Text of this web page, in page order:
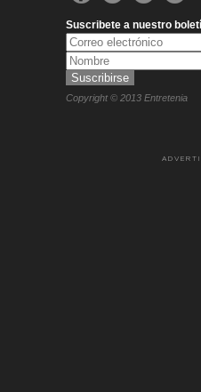
Suscribete a nuestro
Copyright © 2013 Entretenia